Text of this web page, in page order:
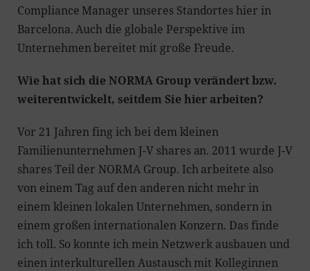
Compliance Manager unseres Standortes hier in
Barcelona. Auch die globale Perspektive im
Unternehmen bereitet mit große Freude.
Wie hat sich die NORMA Group verändert bzw.
weiterentwickelt, seitdem Sie hier arbeiten?
Vor 21 Jahren fing ich bei dem kleinen
Familienunternehmen J-V shares an. 2011 wurde J-V
shares Teil der NORMA Group. Ich arbeitete also
von einem Tag auf den anderen nicht mehr in
einem kleinen lokalen Unternehmen, sondern in
einem großen internationalen Konzern. Das finde
ich toll. So konnte ich mein Netzwerk ausbauen und
einen interkulturellen Austausch mit Kolleginnen